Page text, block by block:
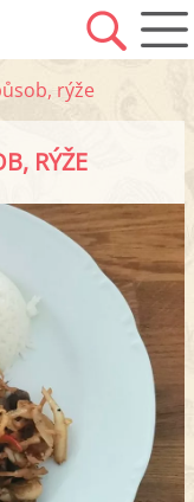
rýže
RÝŽE